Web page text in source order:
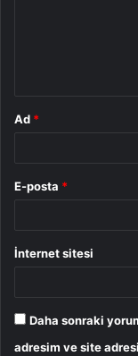
Ad *
E-posta *
İnternet sitesi
Daha sonraki
adresim ve site